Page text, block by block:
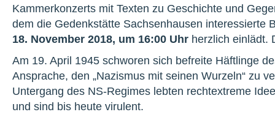
Kammerkonzerts mit Texten zu Geschichte und
dem die Gedenkstätte Sachsenhausen interessierte
18. November 2018, um 16:00 Uhr herzlich einlädt.
Am 19. April 1945 schworen sich befreite Häftlinge
Ansprache, den „Nazismus mit seinen Wurzeln“ zu
Untergang des NS-Regimes lebten rechtextreme
und sind bis heute virulent.